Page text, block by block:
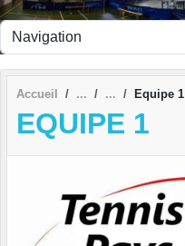
Accueil Equipe 1
EQUIPE 1